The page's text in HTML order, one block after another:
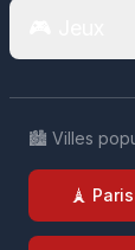
🏙️ Villes
🗼 Paris